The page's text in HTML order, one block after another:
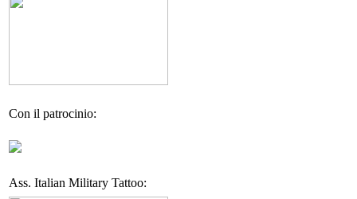
Con il patrocinio:
Ass. Italian Military Tattoo: